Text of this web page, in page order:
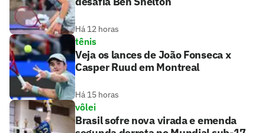
Há 12 horas
tênis
Veja os lances de João Fonseca x
Casper Ruud em Montreal
Há 15 horas
vôlei
Brasil sofre nova virada e emenda